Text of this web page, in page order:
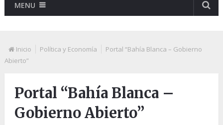
MENU
Inicio Política y Economía
Portal “Bahía Blanca – Gobierno
Abierto”
Portal “Bahía Blanca –
Gobierno Abierto”